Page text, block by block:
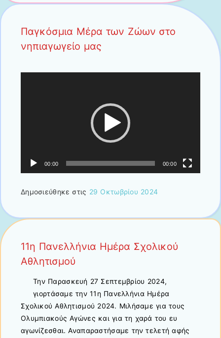
Παγκόσμια Μέρα των Ζώων στο
νηπιαγωγείο μας
00:00 00:00
Δημοσιεύθηκε στις 29 Οκτωβρίου 2024
11η Πανελλήνια Ημέρα Σχολικού
Αθλητισμού
Την Παρασκευή 27 Σεπτεμβρίου 2024,
γιορτάσαμε την 11η Πανελλήνια Ημέρα
Σχολικού Αθλητισμού 2024. Μιλήσαμε για τους
Ολυμπιακούς Αγώνες και για τη χαρά του ευ
αγωνίζεσθαι. Αναπαραστήσαμε την τελετή αφής